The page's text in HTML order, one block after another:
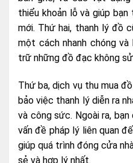
thiểu khoản lỗ và giúp
mới. Thứ hai, thanh lý đồ
một cách nhanh chóng và
trữ những đồ đạc không
Thứ ba, dịch vụ thu mua
bảo việc thanh lý diễn ra
và công sức. Ngoài ra,
vấn đề pháp lý liên quan
giúp quá trình đóng cửa
sẻ và hợp lý nhất.